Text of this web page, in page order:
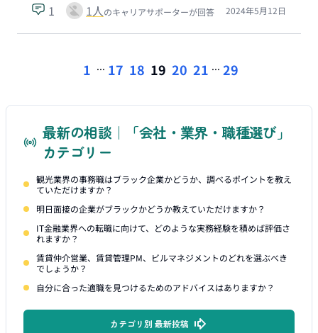
1 1人のキャリアサポーターが回答 2024年5月12日
1 ... 17 18 19 20 21 ... 29
最新の相談｜「会社・業界・職種選び」
カテゴリー
観光業界の事務職はブラック企業かどうか、調べるポイントを教え
ていただけますか？
明日面接の企業がブラックかどうか教えていただけますか？
IT金融業界への転職に向けて、どのような実務経験を積めば評価さ
れますか？
賃貸仲介営業、賃貸管理PM、ビルマネジメントのどれを選ぶべき
でしょうか？
自分に合った適職を見つけるためのアドバイスはありますか？
カテゴリ別 最新投稿